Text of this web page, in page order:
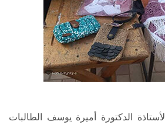
الدكتورة أميرة يوسف الطالبات